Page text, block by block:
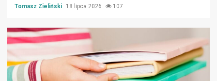
Tomasz Zieliński 18 lipca 2026 107